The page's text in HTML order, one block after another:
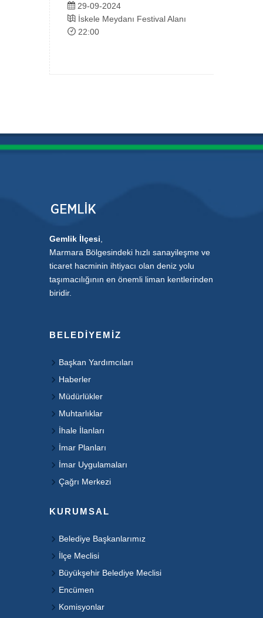
29-09-2024
İskele Meydanı Festival Alanı
22:00
Gemlik İlçesi
Marmara Bölgesindeki hızlı sanayileşme ve
ticaret hacminin ihtiyacı olan deniz yolu
taşımacılığının en önemli liman kentlerinden
biridir.
BELEDIYEMIZ
Başkan Yardımcıları
Haberler
Müdürlükler
Muhtarlıklar
İhale İlanları
İmar Planları
İmar Uygulamaları
Çağrı Merkezi
KURUMSAL
Belediye Başkanlarımız
İlçe Meclisi
Büyükşehir Belediye Meclisi
Encümen
Komisyonlar